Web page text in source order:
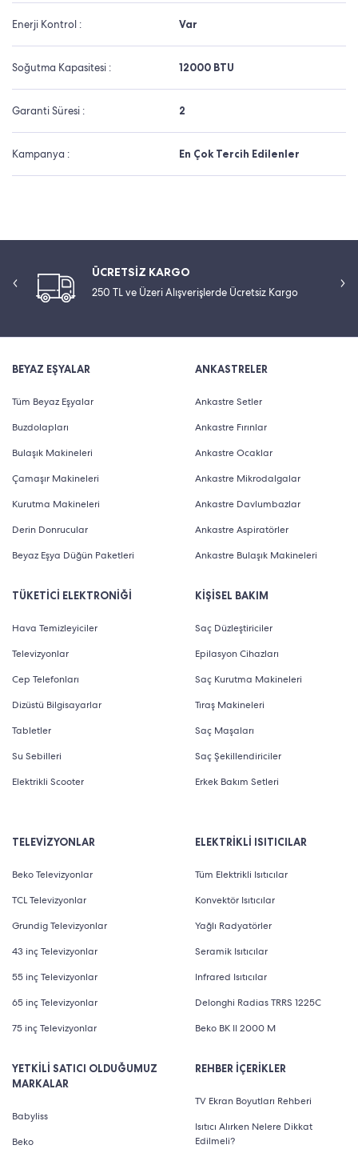
Enerji Kontrol : Var
Soğutma Kapasitesi : 12000 BTU
Garanti Süresi : 2
Kampanya : En Çok Tercih Edilenler
ÜCRETSİZ KARGO
250 TL ve Üzeri Alışverişlerde Ücretsiz Kargo
BEYAZ EŞYALAR
Tüm Beyaz Eşyalar
Buzdolapları
Bulaşık Makineleri
Çamaşır Makineleri
Kurutma Makineleri
Derin Donrucular
Beyaz Eşya Düğün Paketleri
TÜKETİCİ ELEKTRONİĞİ
Hava Temizleyiciler
Televizyonlar
Cep Telefonları
Dizüstü Bilgisayarlar
Tabletler
Su Sebilleri
Elektrikli Scooter
ANKASTRELER
Ankastre Setler
Ankastre Fırınlar
Ankastre Ocaklar
Ankastre Mikrodalgalar
Ankastre Davlumbazlar
Ankastre Aspiratörler
Ankastre Bulaşık Makineleri
KİŞİSEL BAKIM
Saç Düzleştiriciler
Epilasyon Cihazları
Saç Kurutma Makineleri
Tıraş Makineleri
Saç Maşaları
Saç Şekillendiriciler
Erkek Bakım Setleri
TELEVİZYONLAR
Beko Televizyonlar
TCL Televizyonlar
Grundig Televizyonlar
43 inç Televizyonlar
55 inç Televizyonlar
65 inç Televizyonlar
75 inç Televizyonlar
YETKİLİ SATICI OLDUĞUMUZ
MARKALAR
Babyliss
Beko
ELEKTRİKLİ ISITICILAR
Tüm Elektrikli Isıtıcılar
Konvektör Isıtıcılar
Yağlı Radyatörler
Seramik Isıtıcılar
Infrared Isıtıcılar
Delonghi Radias TRRS 1225C
Beko BK II 2000 M
REHBER İÇERİKLER
TV Ekran Boyutları Rehberi
Isıtıcı Alırken Nelere Dikkat
Edilmeli?